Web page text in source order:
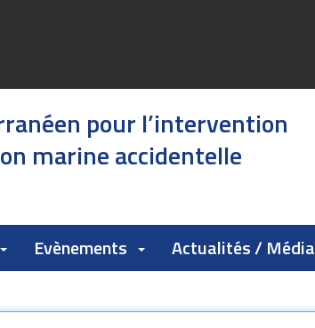
pour l’intervention
marine accidentelle
Evènements Actualités / Média